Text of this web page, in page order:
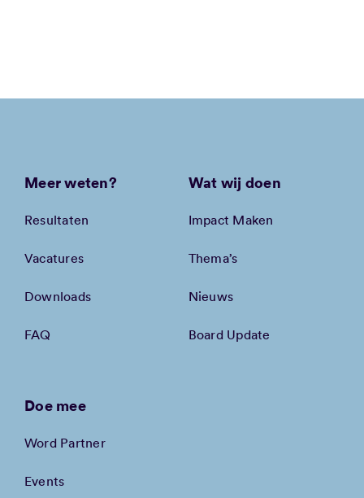
Meer weten?
Resultaten
Vacatures
Downloads
FAQ
Wat wij doen
Impact Maken
Thema’s
Nieuws
Board Update
Doe mee
Word Partner
Events